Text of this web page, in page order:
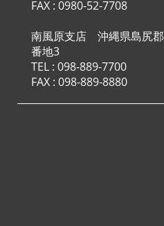
FAX : 0980-52-7708
南風原支店 沖縄県島尻
番地3
TEL : 098-889-7700
FAX : 098-889-8880